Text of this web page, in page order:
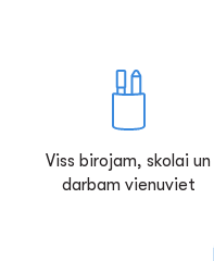
Viss birojam, skolai un
darbam vienuviet